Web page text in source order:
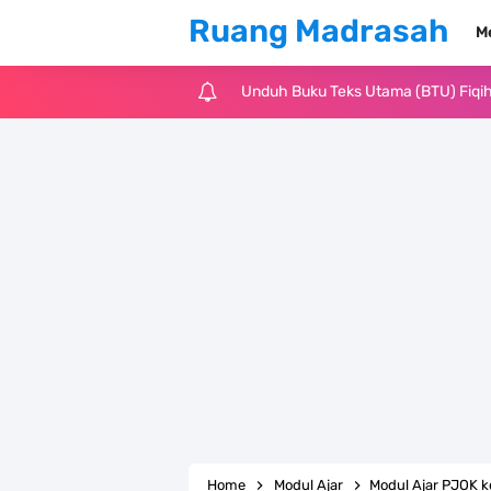
Ruang Madrasah
Unduh Buku Teks Utama (BTU)
Home Modul Ajar Modul Ajar PJOK